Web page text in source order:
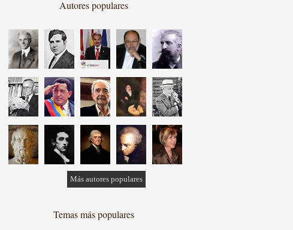
Autores populares
Más autores populares
Temas más populares